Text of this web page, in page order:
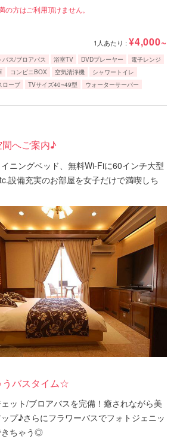
の方はご利用頂けません。
1人あたり :¥4,000~
バス/ブロアバス 浴室TV DVDプレーヤー
電子レンジ
コンビニBOX 空気清浄機
シャワートイレ
ローブ TVサイズ40~49型 ウォーターサーバー
へご案内♪
ニングベッド、無料Wi-Fiに60インチ大型
設備充実のお部屋を女子だけで満喫しち
うバスタイム☆
ット/ブロアバスを完備！癒されながら美
プ♪さらにフラワーバスでフォトジェニッ
きちゃう◎